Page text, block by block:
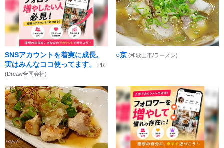
SNSアカウントを着実に成長。
実はみんなココ使ってます。
PR
(Dreaw合同会社)
○京 (和歌山市/ラーメン)